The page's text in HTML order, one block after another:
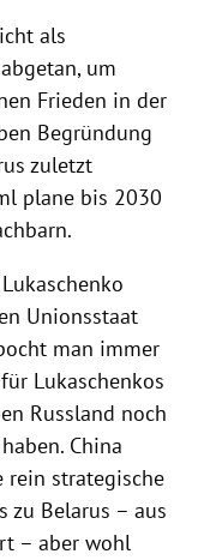
als
um
Frieden in der
Begründung
zuletzt
plane bis 2030
Unionsstaat
man immer
Lukaschenkos
Russland noch
China
rein strategische
zu Belarus – aus
– aber wohl